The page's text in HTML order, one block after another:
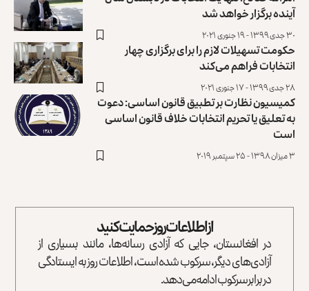
آینده برگزار خواهد شد
۳۰ جدی ۱۳۹۹ - ۱۹ جنوری ۲۰۲۱
حکومت تسهیلات لازم را برای برگزاری چهار
انتخابات فراهم می‌کند
۲۸ جدی ۱۳۹۹ - ۱۷ جنوری ۲۰۲۱
کمیسیون نظارت بر تطبیق قانون اساسی: دعوت
به تعلیق یا تحریم انتخابات خلاف قانون اساسی
است
۳ میزان ۱۳۹۸ - ۲۵ سپتمبر ۲۰۱۹
از اطلاعات روز حمایت کنید
در افغانستان، جایی که آزادی رسانه‌ها، مانند بسیاری از
آزادی‌های دیگر، سرکوب شده است، اطلاعات روز به ایستادگی
در برابر سرکوب ادامه می‌دهد.